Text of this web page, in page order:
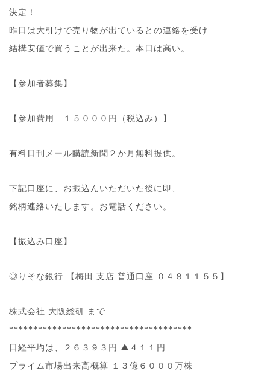
決定！
昨日は大引けで売り物が出ているとの連絡を受け
結構安値で買うことが出来た。本日は高い。
【参加者募集】
【参加費用 １５０００円（税込み）】
有料日刊メール購読新聞２か月無料提供。
下記口座に、お振込んいただいた後に即、
銘柄連絡いたします。お電話ください。
【振込み口座】
◎りそな銀行 【梅田 支店 普通口座 ０４８１１５５】
株式会社 大阪総研 まで
**************************************
日経平均は、２６３９３円 ▲４１１円
プライム市場出来高概算 １３億６０００万株